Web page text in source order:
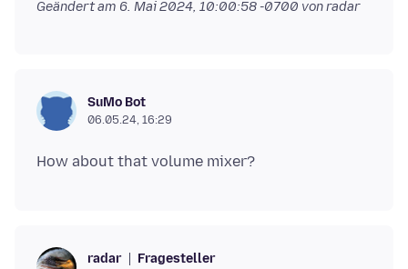
Geändert am 6. Mai 2024, 10:00:58 -0700 von radar
SuMo Bot
06.05.24, 16:29
radar Fragesteller